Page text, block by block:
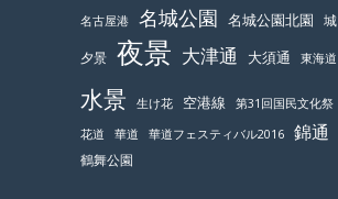
名古屋港 名城公園 名城公園北園 城
夕景 夜景 大津通 大須通 東海道
水景 生け花 空港線 第31回国民文化祭
花道 華道 華道フェスティバル2016 錦通
鶴舞公園